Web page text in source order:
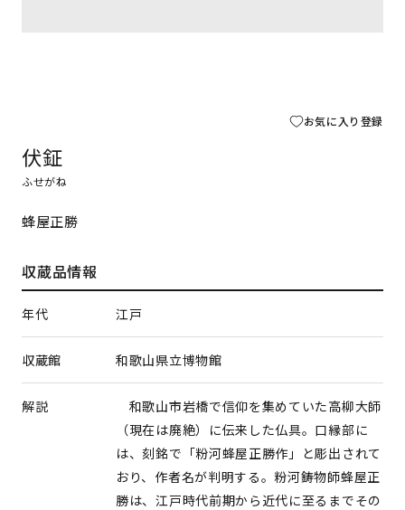
お気に入り登録
伏鉦
ふせがね
蜂屋正勝
収蔵品情報
年代 江戸
収蔵館 和歌山県立博物館
解説
和歌山市岩橋で信仰を集めていた高柳大師
（現在は廃絶）に伝来した仏具。口縁部に
は、刻銘で「粉河蜂屋正勝作」と彫出されて
おり、作者名が判明する。粉河鋳物師蜂屋正
勝は、江戸時代前期から近代に至るまでその